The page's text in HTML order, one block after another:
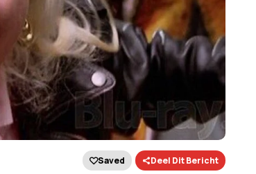
Saved Deel Dit Bericht